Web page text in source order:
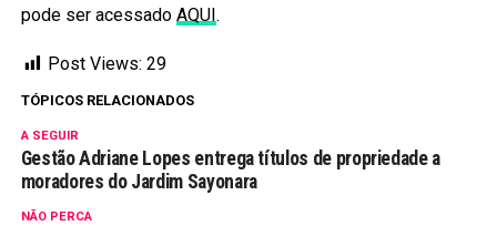
pode ser acessado AQUI.
Post Views: 29
TÓPICOS RELACIONADOS
A SEGUIR
Gestão Adriane Lopes entrega títulos de propriedade a
moradores do Jardim Sayonara
NÃO PERCA